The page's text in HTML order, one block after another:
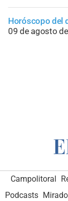
Horóscopo del
09 de agosto
Campolitoral
Podcasts